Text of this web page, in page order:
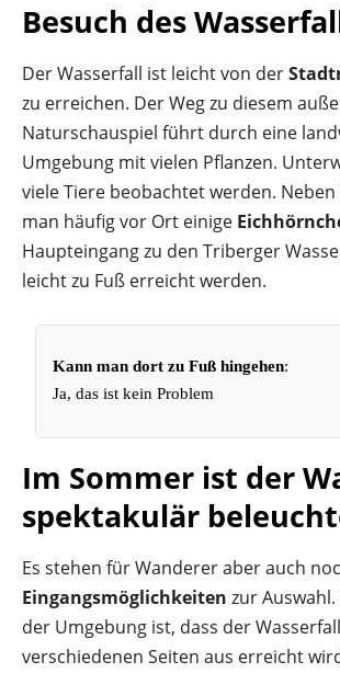
Besuch des
Der Wasserfall ist leicht von der
zu erreichen. Der Weg zu diesem
Naturschauspiel führt durch eine
Umgebung mit vielen Pflanzen.
viele Tiere beobachtet werden.
man häufig vor Ort einige
Haupteingang zu den Triberger
leicht zu Fuß erreicht werden.
Kann man dort zu Fuß hingehen:
Ja, das ist kein Problem
Im Sommer ist der
spektakulär
Es stehen für Wanderer aber auch
Eingangsmöglichkeiten zur
der Umgebung ist, dass der
verschiedenen Seiten aus erreicht